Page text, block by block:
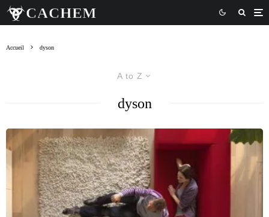
Accueil dyson
A to Z
dyson